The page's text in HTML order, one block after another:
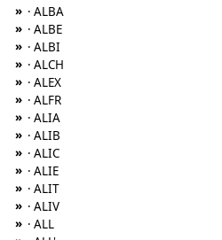
» · ALBA
» · ALBE
» · ALBI
» · ALCH
» · ALEX
» · ALFR
» · ALIA
» · ALIB
» · ALIC
» · ALIE
» · ALIT
» · ALIV
» · ALL